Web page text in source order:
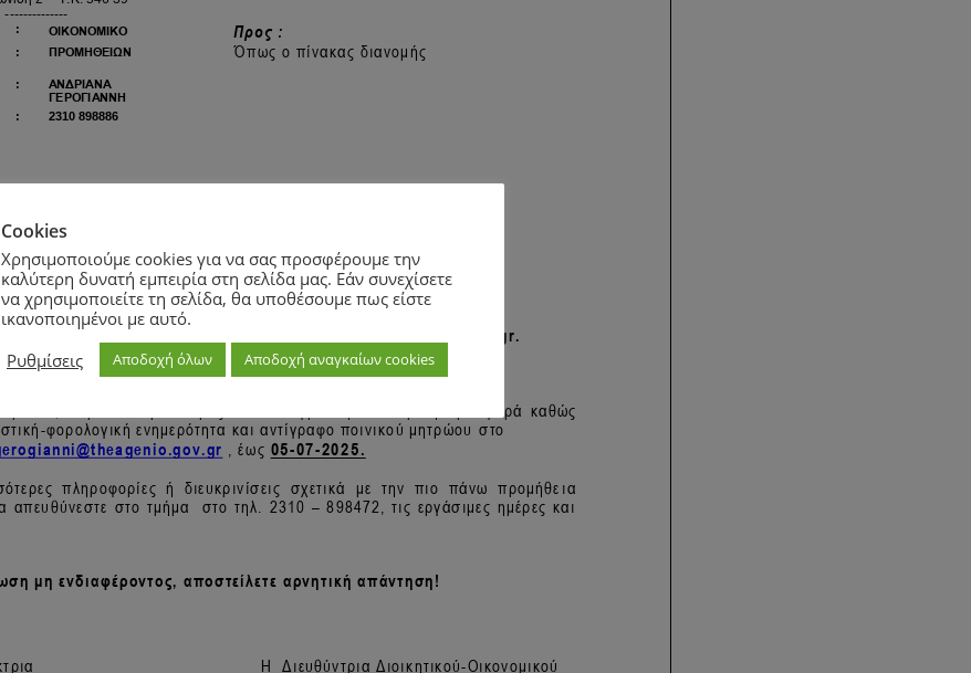
Cookies
Χρησιμοποιούμε cookies για να σας προσφέρουμε την
καλύτερη δυνατή εμπειρία στη σελίδα μας. Εάν συνεχίσετε
να χρησιμοποιείτε τη σελίδα, θα υποθέσουμε πως είστε
ικανοποιημένοι με αυτό.
Ρυθμίσεις
Αποδοχή όλων Αποδοχή αναγκαίων cookies